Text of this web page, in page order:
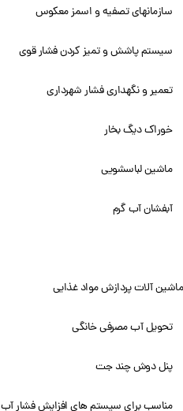
سازمانهای تصفیه و اسمز معکوس
سیستم پاشش و تمیز کردن فشار قوی
تعمیر و نگهداری فشار شهرداری
خوراک دیگ بخار
ماشین لباسشویی
آبفشان آب گرم
ماشین آلات پردازش مواد غذایی
تحویل آب مصرفی خانگی
پنل دوش چند جت
مناسب برای سیستم های افزایش فشار آب